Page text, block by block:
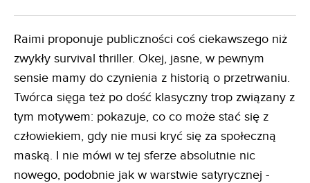
Raimi proponuje publiczności coś ciekawszego niż
zwykły survival thriller. Okej, jasne, w pewnym
sensie mamy do czynienia z historią o przetrwaniu.
Twórca sięga też po dość klasyczny trop związany z
tym motywem: pokazuje, co co może stać się z
człowiekiem, gdy nie musi kryć się za społeczną
maską. I nie mówi w tej sferze absolutnie nic
nowego, podobnie jak w warstwie satyrycznej -